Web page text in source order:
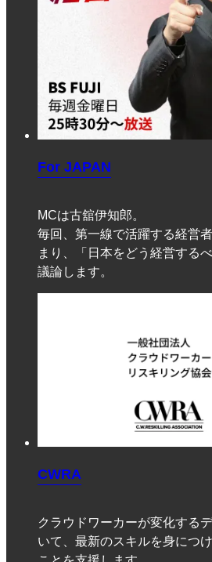
For JAPAN
MCは古舘伊知郎。
毎回、第一線で活躍する経営
まり、「日本をどう経営する
議論します。
CWRA
クラウドワーカーが変化する
いて、最新のスキルを身につ